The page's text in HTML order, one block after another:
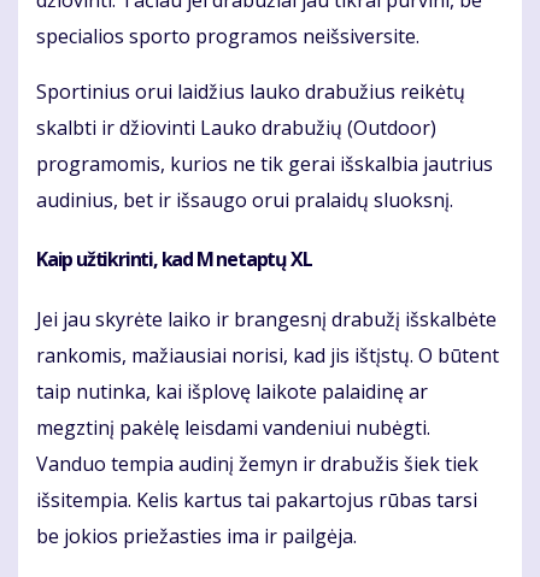
specialios sporto programos neišsiversite.
Sportinius orui laidžius lauko drabužius reikėtų
skalbti ir džiovinti Lauko drabužių (Outdoor)
programomis, kurios ne tik gerai išskalbia jautrius
audinius, bet ir išsaugo orui pralaidų sluoksnį.
Kaip užtikrinti, kad M netaptų XL
Jei jau skyrėte laiko ir brangesnį drabužį išskalbėte
rankomis, mažiausiai norisi, kad jis ištįstų. O būtent
taip nutinka, kai išplovę laikote palaidinę ar
megztinį pakėlę leisdami vandeniui nubėgti.
Vanduo tempia audinį žemyn ir drabužis šiek tiek
išsitempia. Kelis kartus tai pakartojus rūbas tarsi
be jokios priežasties ima ir pailgėja.